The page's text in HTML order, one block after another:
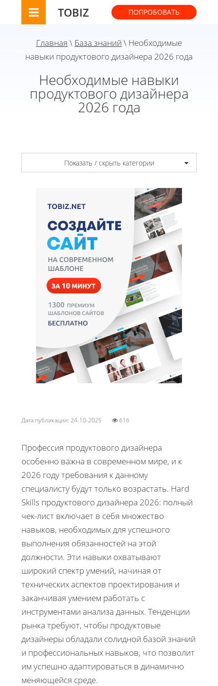
TOBIZ ПОПРОБОВАТЬ
Главная \ База знаний \ Необходимые
навыки продуктового дизайнера 2026 года
Необходимые навыки
продуктового дизайнера
2026 года
Показать / скрыть категории
Дата публикации: 24-10-2025 616
Профессия продуктового дизайнера
особенно важна в современном мире, и к
2026 году требования к данному
специалисту будут только возрастать. Hard
Skills продуктового дизайнера 2026: полный
чек-лист включает в себя множество
навыков, необходимых для успешного
выполнения обязанностей на этой
должности. Эти навыки охватывают
широкий спектр умений, начиная от
технических аспектов проектирования и
заканчивая умением работать с
инструментами анализа данных. Тенденции
рынка требуют, чтобы продуктовые
дизайнеры обладали солидной базой знаний
и профессиональных навыков, что позволит
им успешно адаптироваться в динамично
меняющейся среде.